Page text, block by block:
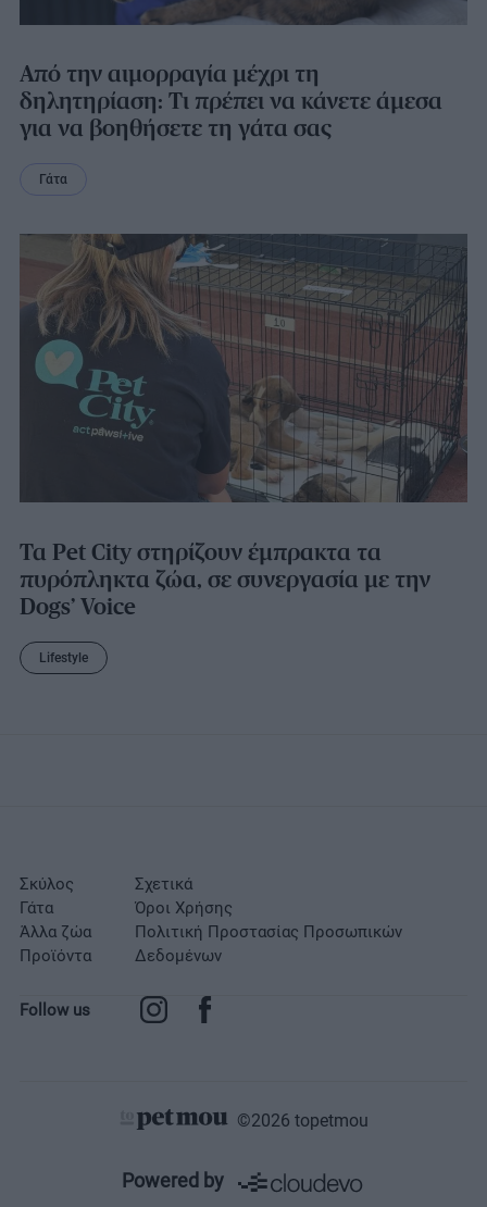
Από την αιμορραγία μέχρι τη
δηλητηρίαση: Τι πρέπει να κάνετε άμεσα
για να βοηθήσετε τη γάτα σας
Γάτα
Τα Pet City στηρίζουν έμπρακτα τα
πυρόπληκτα ζώα, σε συνεργασία με την
Dogs’ Voice
Lifestyle
Σκύλος
Γάτα
Άλλα ζώα
Προϊόντα
Σχετικά
Όροι Χρήσης
Πολιτική Προστασίας Προσωπικών
Δεδομένων
Follow us
©2026 topetmou
Powered by